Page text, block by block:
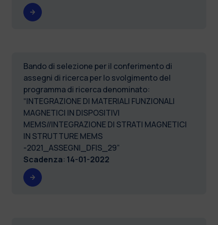
Bando di selezione per il conferimento di
assegni di ricerca per lo svolgimento del
programma di ricerca denominato:
“INTEGRAZIONE DI MATERIALI FUNZIONALI
MAGNETICI IN DISPOSITIVI
MEMS//INTEGRAZIONE DI STRATI MAGNETICI
IN STRUTTURE MEMS
-2021_ASSEGNI_DFIS_29”
Scadenza: 14-01-2022